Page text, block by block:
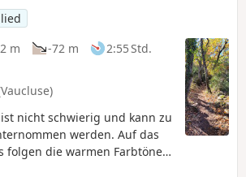
m -72 m
2:55 Std.
nicht schwierig und kann zu
werden. Auf das
folgen die warmen Farbtöne